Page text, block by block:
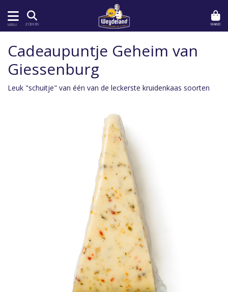
MENU ZOEKEN MAND
Cadeaupuntje Geheim van
Giessenburg
Leuk "schuitje" van één van de leckerste kruidenkaas soorten